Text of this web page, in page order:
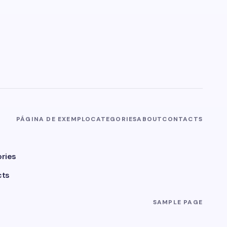
PÁGINA DE EXEMPLOCATEGORIESABOUTCONTACTS
SAMPLE PAGE